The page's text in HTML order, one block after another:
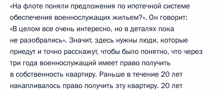
«На флоте поняли предложения по ипотечной системе
обеспечения военнослужащих жильем?». Он говорит:
«В целом все очень интересно, но в деталях пока
не разобрались». Значит, здесь нужны люди, которые
приедут и точно расскажут, чтобы было понятно, что через
три года военнослужащий имеет право получить
в собственность квартиру. Раньше в течение 20 лет
накапливалось право получить эту квартиру. 20 лет